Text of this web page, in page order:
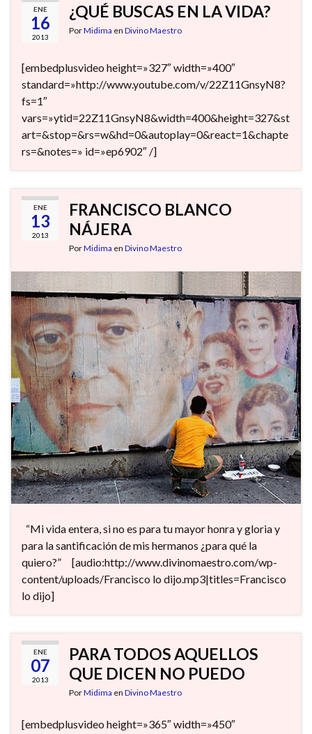
ENE
16
2013
¿QUÉ BUSCAS EN LA VIDA?
PorMidima en Divino Maestro
[embedplusvideo height=»327″ width=»400″
standard=»http://www.youtube.com/v/22Z11GnsyN8?
fs=1″
vars=»ytid=22Z11GnsyN8&width=400&height=327&st
art=&stop=&rs=w&hd=0&autoplay=0&react=1&chapte
rs=&notes=» id=»ep6902″ /]
ENE
13
2013
FRANCISCO BLANCO
NÁJERA
PorMidima en Divino Maestro
“Mi vida entera, si no es para tu mayor honra y gloria y
para la santificación de mis hermanos ¿para qué la
quiero?” [audio:http://www.divinomaestro.com/wp-
content/uploads/Francisco lo dijo.mp3|titles=Francisco
lo dijo]
ENE
07
2013
PARA TODOS AQUELLOS
QUE DICEN NO PUEDO
PorMidima en Divino Maestro
[embedplusvideo height=»365″ width=»450″